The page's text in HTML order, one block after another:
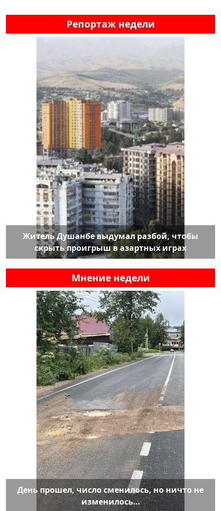
Репортаж недели
Житель Душанбе выдумал разбой, чтобы
скрыть проигрыш в азартных играх
Мнение недели
День прошел, число сменилось, но ничто не
изменилось…